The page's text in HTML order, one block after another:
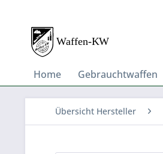
Home Gebrauchtwaffen
Übersicht Hersteller